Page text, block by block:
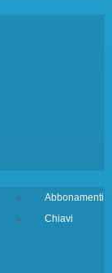
Abbonamenti
Chiavi